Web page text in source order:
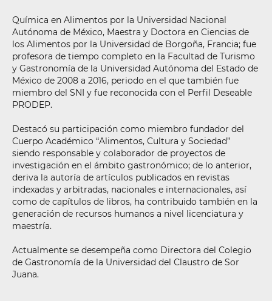
Química en Alimentos por la Universidad Nacional
Autónoma de México, Maestra y Doctora en Ciencias de
los Alimentos por la Universidad de Borgoña, Francia; fue
profesora de tiempo completo en la Facultad de Turismo
y Gastronomía de la Universidad Autónoma del Estado de
México de 2008 a 2016, periodo en el que también fue
miembro del SNI y fue reconocida con el Perfil Deseable
PRODEP.
Destacó su participación como miembro fundador del
Cuerpo Académico “Alimentos, Cultura y Sociedad”
siendo responsable y colaborador de proyectos de
investigación en el ámbito gastronómico; de lo anterior,
deriva la autoría de artículos publicados en revistas
indexadas y arbitradas, nacionales e internacionales, así
como de capítulos de libros, ha contribuido también en la
generación de recursos humanos a nivel licenciatura y
maestría.
Actualmente se desempeña como Directora del Colegio
de Gastronomía de la Universidad del Claustro de Sor
Juana.